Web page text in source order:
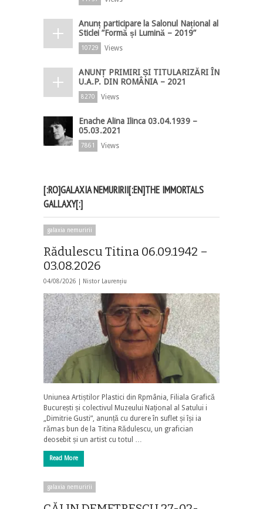
Anunț participare la Salonul Național al
Sticlei ”Formă și Lumină – 2019”
10729 Views
ANUNȚ PRIMIRI ȘI TITULARIZĂRI ÎN
U.A.P. DIN ROMÂNIA – 2021
8270 Views
Enache Alina Ilinca 03.04.1939 –
05.03.2021
7861 Views
[:RO]GALAXIA NEMURIRII[:EN]THE IMMORTALS
GALLAXY[:]
galaxia nemuririi
Rădulescu Titina 06.09.1942 –
03.08.2026
04/08/2026 | Nistor Laurențiu
Uniunea Artiștilor Plastici din Rpmânia, Filiala Grafică
București și colectivul Muzeului Național al Satului i
„Dimitrie Gusti”, anunță cu durere în suflet și își ia
rămas bun de la Titina Rădulescu, un grafician
deosebit și un artist cu totul …
Read More
galaxia nemuririi